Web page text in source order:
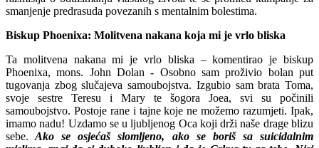
smanjenje predrasuda povezanih s mentalnim bolestima.
Biskup Phoenixa: Molitvena nakana koja mi je vrlo bliska
Ta molitvena nakana mi je vrlo bliska – komentirao je biskup
Phoenixa, mons. John Dolan - Osobno sam proživio bolan put
tugovanja zbog slučajeva samoubojstva. Izgubio sam brata Toma,
svoje sestre Teresu i Mary te šogora Joea, svi su počinili
samoubojstvo. Postoje rane i tajne koje ne možemo razumjeti. Ipak,
imamo nadu! Uzdamо se u ljubljenog Oca koji drži naše drage blizu
sebe. Ako se osjećaš slomljeno, ako se boriš sa suicidalnim